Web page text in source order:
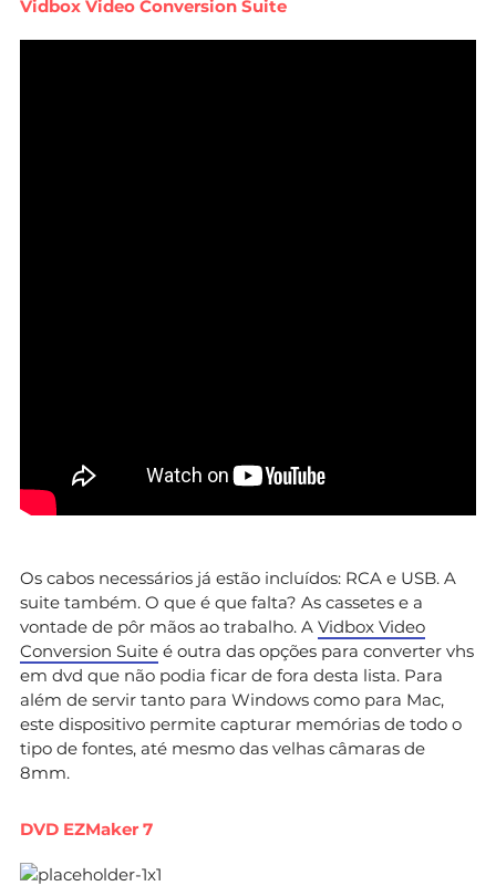
Vidbox Video Conversion Suite
Os cabos necessários já estão incluídos: RCA e USB. A
suite também. O que é que falta? As cassetes e a
vontade de pôr mãos ao trabalho. A Vidbox Video
Conversion Suite é outra das opções para converter vhs
em dvd que não podia ficar de fora desta lista. Para
além de servir tanto para Windows como para Mac,
este dispositivo permite capturar memórias de todo o
tipo de fontes, até mesmo das velhas câmaras de
8mm.
DVD EZMaker 7